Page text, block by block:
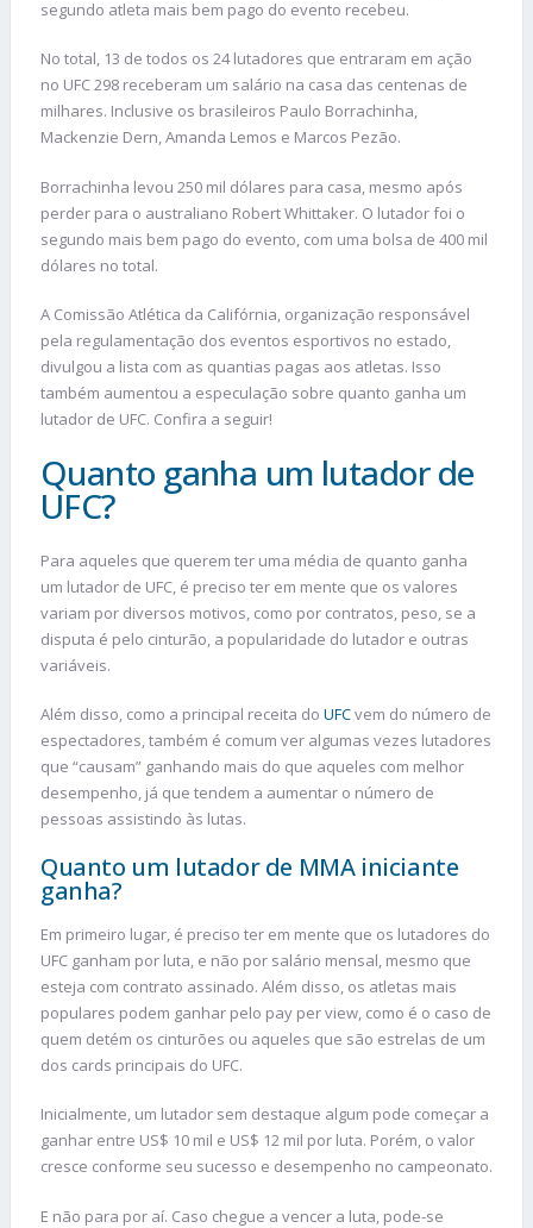
segundo atleta mais bem pago do evento recebeu.
No total, 13 de todos os 24 lutadores que entraram em ação
no UFC 298 receberam um salário na casa das centenas de
milhares. Inclusive os brasileiros Paulo Borrachinha,
Mackenzie Dern, Amanda Lemos e Marcos Pezão.
Borrachinha levou 250 mil dólares para casa, mesmo após
perder para o australiano Robert Whittaker. O lutador foi o
segundo mais bem pago do evento, com uma bolsa de 400 mil
dólares no total.
A Comissão Atlética da Califórnia, organização responsável
pela regulamentação dos eventos esportivos no estado,
divulgou a lista com as quantias pagas aos atletas. Isso
também aumentou a especulação sobre quanto ganha um
lutador de UFC. Confira a seguir!
Quanto ganha um lutador de
UFC?
Para aqueles que querem ter uma média de quanto ganha
um lutador de UFC, é preciso ter em mente que os valores
variam por diversos motivos, como por contratos, peso, se a
disputa é pelo cinturão, a popularidade do lutador e outras
variáveis.
Além disso, como a principal receita do UFCvem do número de
espectadores, também é comum ver algumas vezes lutadores
que “causam” ganhando mais do que aqueles com melhor
desempenho, já que tendem a aumentar o número de
pessoas assistindo às lutas.
Quanto um lutador de MMA iniciante
ganha?
Em primeiro lugar, é preciso ter em mente que os lutadores do
UFC ganham por luta, e não por salário mensal, mesmo que
esteja com contrato assinado. Além disso, os atletas mais
populares podem ganhar pelo pay per view, como é o caso de
quem detém os cinturões ou aqueles que são estrelas de um
dos cards principais do UFC.
Inicialmente, um lutador sem destaque algum pode começar a
ganhar entre US$ 10 mil e US$ 12 mil por luta. Porém, o valor
cresce conforme seu sucesso e desempenho no campeonato.
E não para por aí. Caso chegue a vencer a luta, pode-se